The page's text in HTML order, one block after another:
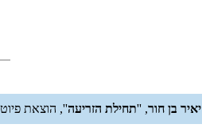
יאיר בן חור, ''תחילת הזריעה'', הוצאת פיוטית, 109